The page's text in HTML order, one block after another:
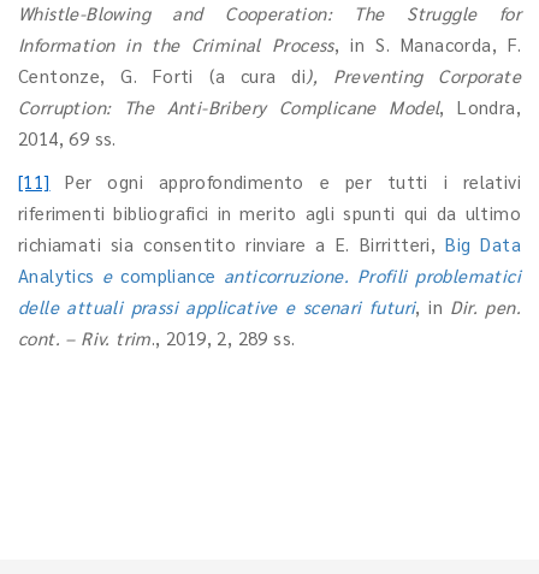
Whistle-Blowing and Cooperation: The Struggle for
Information in the Criminal Process, in S. Manacorda, F.
Centonze, G. Forti (a cura di), Preventing Corporate
Corruption: The Anti-Bribery Complicane Model, Londra,
2014, 69 ss.
[11] Per ogni approfondimento e per tutti i relativi
riferimenti bibliografici in merito agli spunti qui da ultimo
richiamati sia consentito rinviare a E. Birritteri,Big Data
Analytics ecompliance anticorruzione. Profili problematici
delle attuali prassi applicative e scenari futuri, in Dir. pen.
cont. – Riv. trim., 2019, 2, 289 ss.